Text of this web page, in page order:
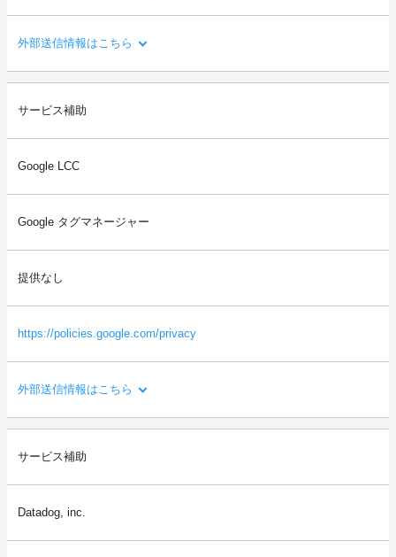
外部送信情報はこちら
利用目的：
のためのアカウント連携を提供するため。
・本サイトを閲覧した端末の情報（OS、ブラウザ情報、IPアドレ
ス、画面解像度など）
ルなど）
サービス補助
Google LCC
Google タグマネージャー
提供なし
https://policies.google.com/privacy
外部送信情報はこちら
利用目的：
送信される利用者情報：
ス、画面解像度など）
サービス補助
Datadog, inc.